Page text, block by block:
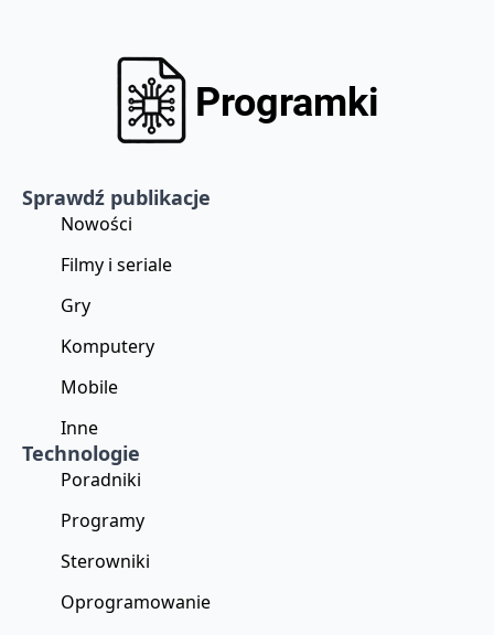
Sprawdź publikacje
Nowości
Filmy i seriale
Gry
Komputery
Mobile
Inne
Technologie
Poradniki
Programy
Sterowniki
Oprogramowanie